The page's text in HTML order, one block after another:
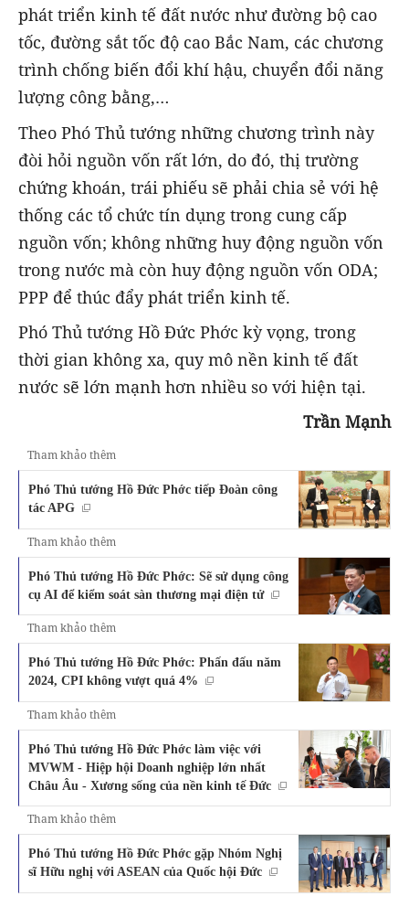
phát triển kinh tế đất nước như đường bộ cao
tốc, đường sắt tốc độ cao Bắc Nam, các chương
trình chống biến đổi khí hậu, chuyển đổi năng
lượng công bằng,…
Theo Phó Thủ tướng những chương trình này
đòi hỏi nguồn vốn rất lớn, do đó, thị trường
chứng khoán, trái phiếu sẽ phải chia sẻ với hệ
thống các tổ chức tín dụng trong cung cấp
nguồn vốn; không những huy động nguồn vốn
trong nước mà còn huy động nguồn vốn ODA;
PPP để thúc đẩy phát triển kinh tế.
Phó Thủ tướng Hồ Đức Phớc kỳ vọng, trong
thời gian không xa, quy mô nền kinh tế đất
nước sẽ lớn mạnh hơn nhiều so với hiện tại.
Trần Mạnh
Tham khảo thêm
Phó Thủ tướng Hồ Đức Phớc tiếp Đoàn công
tác APG
Tham khảo thêm
Phó Thủ tướng Hồ Đức Phớc: Sẽ sử dụng công
cụ AI để kiểm soát sàn thương mại điện tử
Tham khảo thêm
Phó Thủ tướng Hồ Đức Phớc: Phấn đấu năm
2024, CPI không vượt quá 4%
Tham khảo thêm
Phó Thủ tướng Hồ Đức Phớc làm việc với
MVWM - Hiệp hội Doanh nghiệp lớn nhất
Châu Âu - Xương sống của nền kinh tế Đức
Tham khảo thêm
Phó Thủ tướng Hồ Đức Phớc gặp Nhóm Nghị
sĩ Hữu nghị với ASEAN của Quốc hội Đức